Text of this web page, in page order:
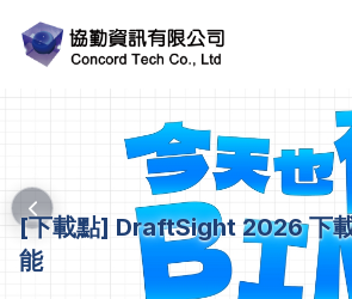
[下載點] DraftSight 2026 下
能